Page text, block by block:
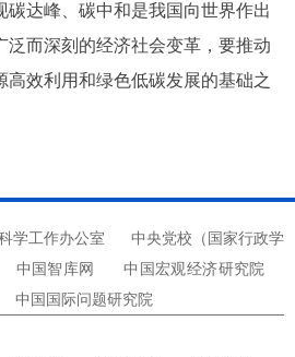
碳达峰、碳中和是我国向世界作出
泛而深刻的经济社会变革，要推动
高效利用和绿色低碳发展的基础之
学工作办公室
中央党校（国家行政学
中国智库网
中国宏观经济研究院
中国国际问题研究院